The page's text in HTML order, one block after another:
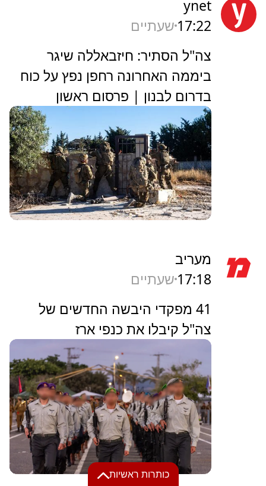
כותרות ראשיות
ynet
17:22 שעתיים
צה"ל הסתיר: חיזבאללה שיגר
ביממה האחרונה רחפן נפץ על כוח
בדרום לבנון | פרסום ראשון
מעריב
17:18 שעתיים
41 מפקדי היבשה החדשים של
צה"ל קיבלו את כנפי ארז